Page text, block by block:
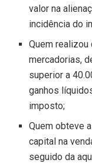
valor na
incidência do
Quem
mercadorias,
superior a
ganhos
imposto;
Quem obteve
capital na
seguido da